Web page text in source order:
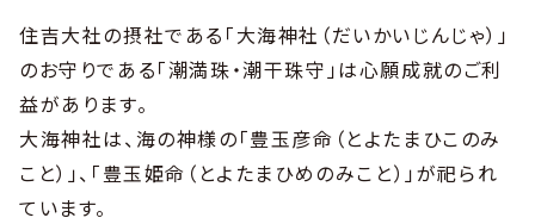
住吉大社の摂社である「大海神社（だいかいじんじゃ）」
のお守りである「潮満珠・潮干珠守」は心願成就のご利
益があります。
大海神社は、海の神様の「豊玉彦命（とよたまひこのみ
こと）」、「豊玉姫命（とよたまひめのみこと）」が祀られ
ています。